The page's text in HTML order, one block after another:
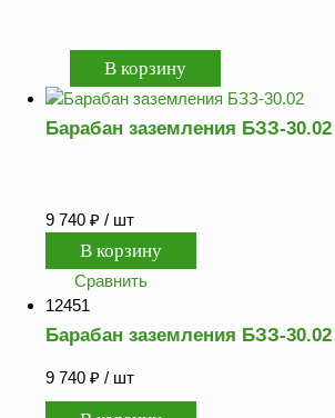
Барабан заземления БЗЗ-30.02
9 740 ₽ / шт
Сравнить
12451
Барабан заземления БЗЗ-30.02
9 740 ₽ / шт